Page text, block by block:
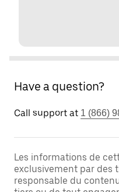
Have a question?
Call support at 1 (866)
Les informations de
exclusivement par des
responsable du